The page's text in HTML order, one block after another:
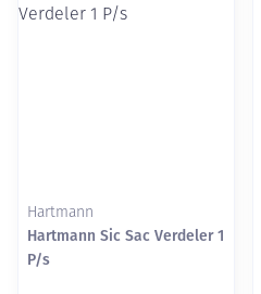
Hartmann
Hartmann Sic Sac Verdeler 1
P/s